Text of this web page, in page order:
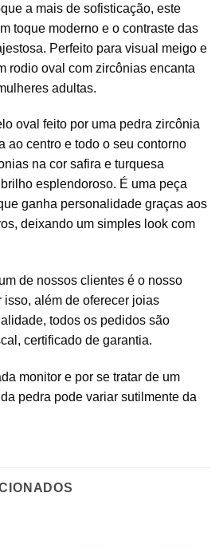
a mais de sofisticação, este
toque moderno e o contraste das
Perfeito para visual meigo e
rodio oval com zircônias encanta
adultas.
oval feito por uma pedra zircônia
ao centro e todo o seu contorno
na cor safira e turquesa
esplendoroso. É uma peça
ganha personalidade graças aos
deixando um simples look com
de nossos clientes é o nosso
além de oferecer joias
todos os pedidos são
certificado de garantia.
monitor e por se tratar de um
pedra pode variar sutilmente da